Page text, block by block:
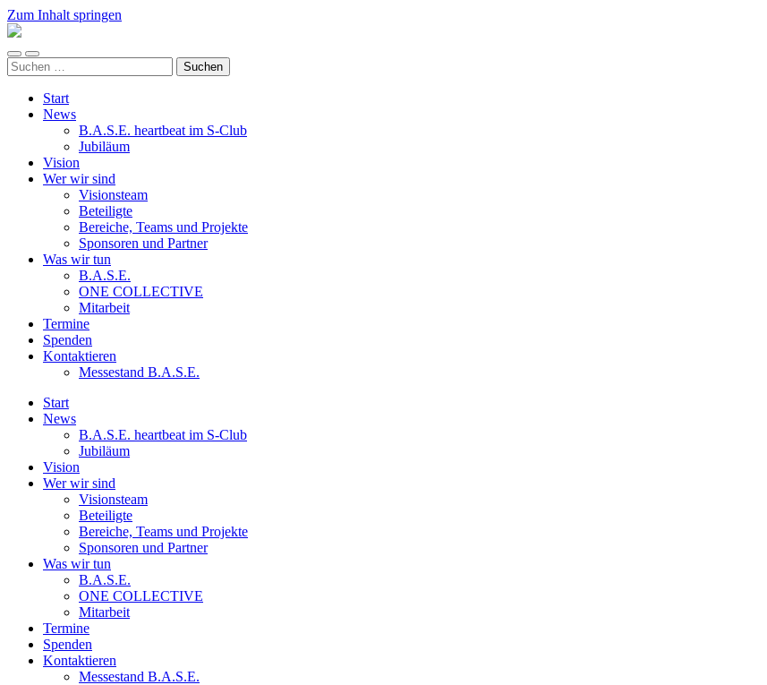
Zum Inhalt springen
ALL
ONE
e.V.
Mobile-
Menü
Suchfeld
ein-/ausblenden
Suchen
nach:
Start
News
B.A.S.E. heartbeat im S-Club
Jubiläum
Vision
Wer wir sind
Visionsteam
Beteiligte
Bereiche, Teams und Projekte
Sponsoren und Partner
Was wir tun
B.A.S.E.
ONE COLLECTIVE
Mitarbeit
Termine
Spenden
Kontaktieren
Messestand B.A.S.E.
Start
News
B.A.S.E. heartbeat im S-Club
Jubiläum
Vision
Wer wir sind
Visionsteam
Beteiligte
Bereiche, Teams und Projekte
Sponsoren und Partner
Was wir tun
B.A.S.E.
ONE COLLECTIVE
Mitarbeit
Termine
Spenden
Kontaktieren
Messestand B.A.S.E.